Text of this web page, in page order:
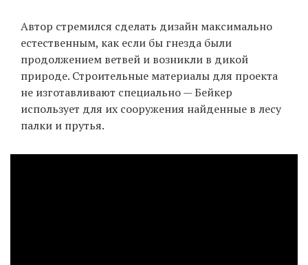
Автор стремился сделать дизайн максимально
естественным, как если бы гнезда были
продолжением ветвей и возникли в дикой
природе. Строительные материалы для проекта
не изготавливают специально — Бейкер
использует для их сооружения найденные в лесу
палки и прутья.